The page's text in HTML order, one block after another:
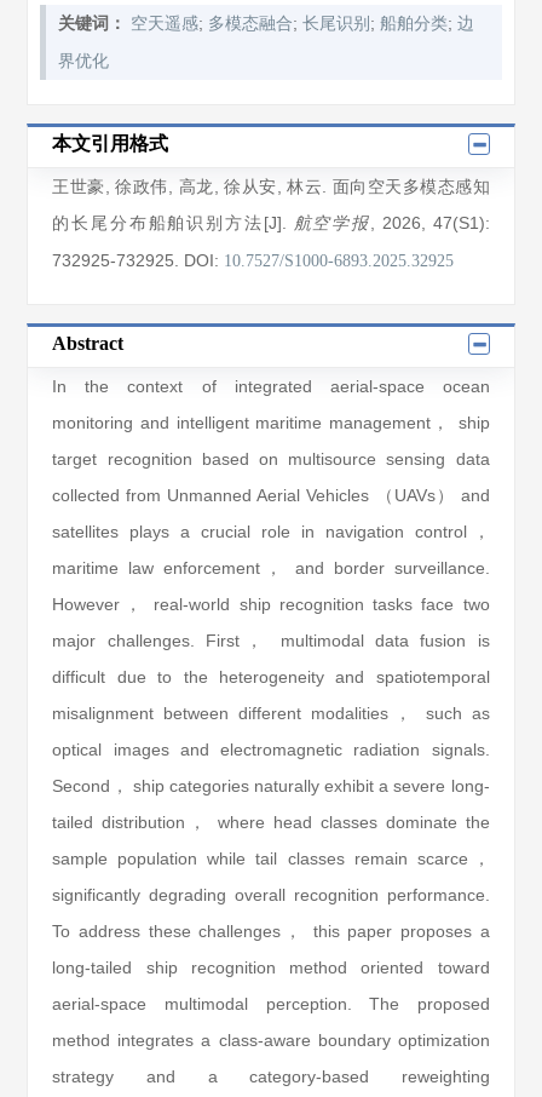
关键词： 空天遥感; 多模态融合;长尾识别 ;船舶分类;边
界优化
本文引用格式
王世豪 ,徐政伟 高龙 ,徐从安 ,林云 . 面向空天多模态感知
的长尾分布船舶识别方法[J].
航空学报 , 2026 , 47(S1):
732925-732925 DOI: 10.7527/S1000-6893.2025.32925
Abstract
In the context of integrated aerial-space ocean
monitoring and intelligent maritime management， ship
target recognition based on multisource sensing data
collected from Unmanned Aerial Vehicles （UAVs） and
satellites plays a crucial role in navigation control，
maritime law enforcement， and border surveillance.
However， real-world ship recognition tasks face two
major challenges. First， multimodal data fusion is
difficult due to the heterogeneity and spatiotemporal
misalignment between different modalities， such as
optical images and electromagnetic radiation signals.
Second， ship categories naturally exhibit a severe long-
tailed distribution， where head classes dominate the
sample population while tail classes remain scarce，
significantly degrading overall recognition performance.
To address these challenges， this paper proposes a
long-tailed ship recognition method oriented toward
aerial-space multimodal perception. The proposed
method integrates a class-aware boundary optimization
strategy and a category-based reweighting